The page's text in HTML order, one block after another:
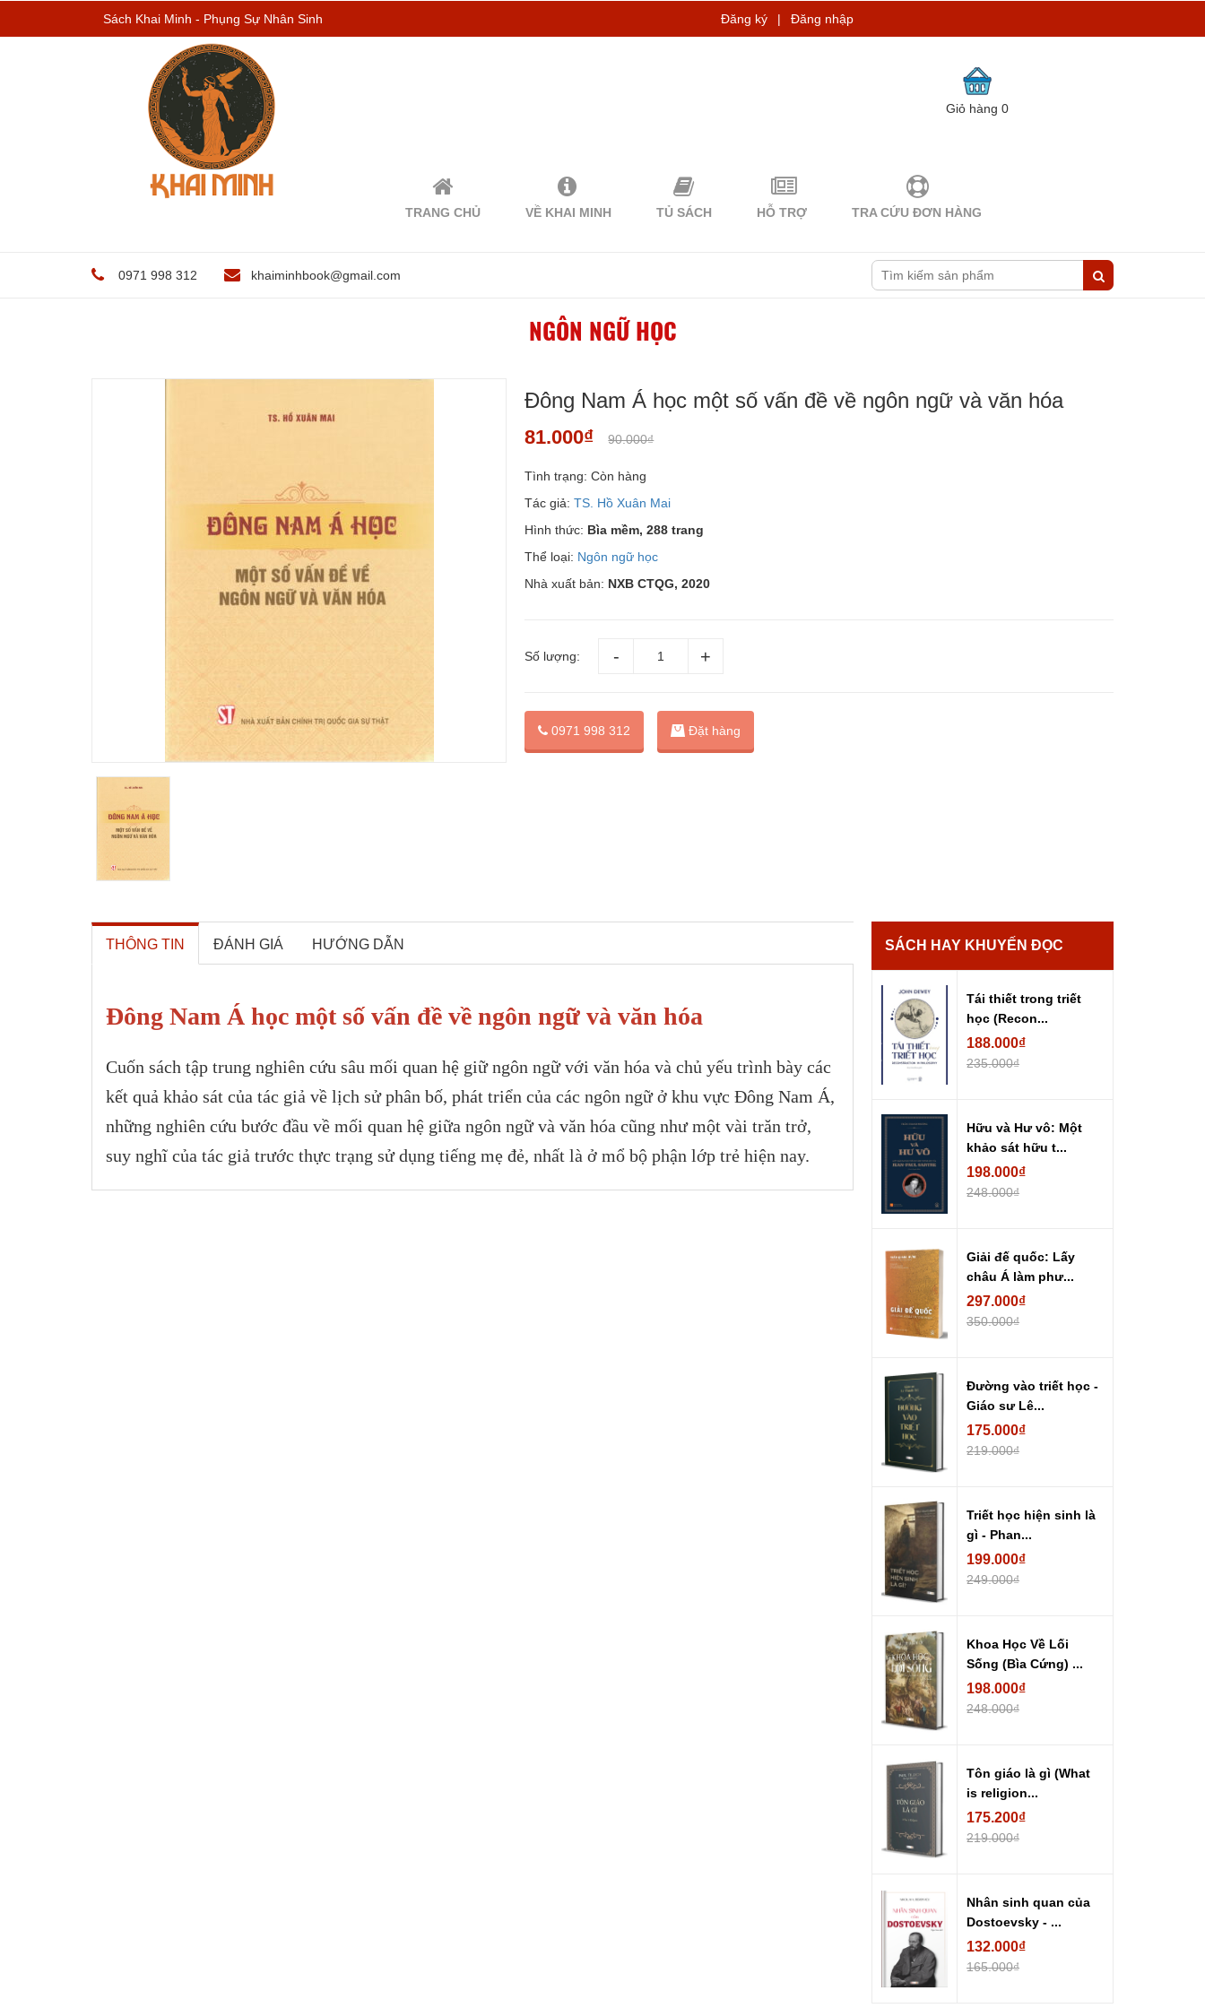
Sách Khai Minh - Phụng Sự Nhân Sinh Đăng ký | Đăng nhập
Giỏ hàng0
TRANG CHỦ VỀ KHAI MINH TỦ SÁCH HỖ TRỢ TRA CỨU ĐƠN HÀNG
0971 998 312 khaiminhbook@gmail.com
NGÔN NGỮ HỌC
Đông Nam Á học một số vấn đề về ngôn ngữ và văn hóa
81.000₫ 90.000₫
Tình trạng: Còn hàng
Tác giả: TS. Hồ Xuân Mai
Hình thức: Bìa mềm, 288 trang
Thể loại: Ngôn ngữ học
Nhà xuất bản: NXB CTQG, 2020
Số lượng:
0971 998 312 Đặt hàng
THÔNG TIN ĐÁNH GIÁ HƯỚNG DẪN
Đông Nam Á học một số vấn đề về ngôn ngữ và văn hóa
Cuốn sách tập trung nghiên cứu sâu mối quan hệ giữ ngôn ngữ với văn hóa và chủ yếu trình bày các
kết quả khảo sát của tác giả về lịch sử phân bố, phát triển của các ngôn ngữ ở khu vực Đông Nam Á,
những nghiên cứu bước đầu về mối quan hệ giữa ngôn ngữ và văn hóa cũng như một vài trăn trở,
suy nghĩ của tác giả trước thực trạng sử dụng tiếng mẹ đẻ, nhất là ở mổ bộ phận lớp trẻ hiện nay.
SÁCH HAY KHUYẾN ĐỌC
Tái thiết trong triết
học (Recon...
188.000₫
235.000₫
Hữu và Hư vô: Một
khảo sát hữu t...
198.000₫
248.000₫
Giải đế quốc: Lấy
châu Á làm phư...
297.000₫
350.000₫
Đường vào triết học -
Giáo sư Lê...
175.000₫
219.000₫
Triết học hiện sinh là
gì - Phan...
199.000₫
249.000₫
Khoa Học Về Lối
Sống (Bìa Cứng) ...
198.000₫
248.000₫
Tôn giáo là gì (What
is religion...
175.200₫
219.000₫
Nhân sinh quan của
Dostoevsky - ...
132.000₫
165.000₫